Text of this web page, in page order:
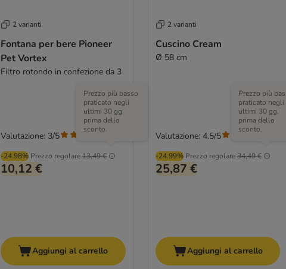
2 varianti
Fontana per bere Pioneer
Pet Vortex
Filtro rotondo in confezione da 3
-24.98% Prezzo regolare13,49 €
Prezzo più basso
praticato negli
ultimi 30 gg,
prima dello
sconto.
10,12 €
Valutazione: 3/5
Aggiungi al carrello
2 varianti
Cuscino Cream
Ø 58 cm
-24.99% Prezzo regolare34,49 €
Prezzo più
praticato negli
ultimi 30 gg,
prima dello
sconto.
25,87 €
Valutazione: 4.5/5
Aggiungi al carrello